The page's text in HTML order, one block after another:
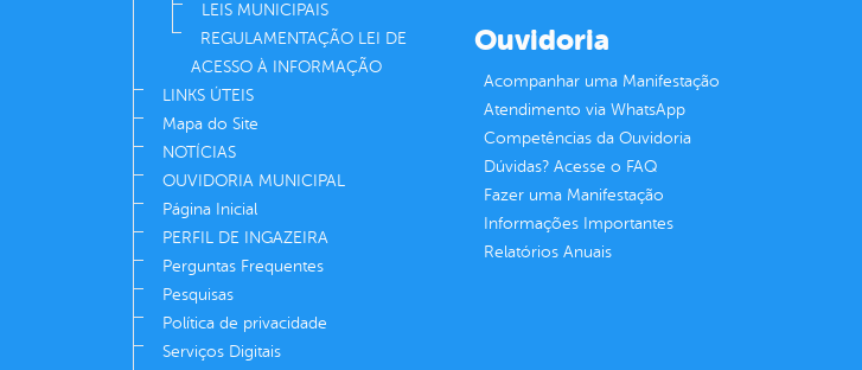
LEIS MUNICIPAIS
REGULAMENTAÇÃO LEI DE
ACESSO À INFORMAÇÃO
LINKS ÚTEIS
Mapa do Site
NOTÍCIAS
OUVIDORIA MUNICIPAL
Página Inicial
PERFIL DE INGAZEIRA
Perguntas Frequentes
Pesquisas
Política de privacidade
Serviços Digitais
Ouvidoria
Acompanhar uma Manifestação
Atendimento via WhatsApp
Competências da Ouvidoria
Dúvidas? Acesse o FAQ
Fazer uma Manifestação
Informações Importantes
Relatórios Anuais